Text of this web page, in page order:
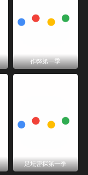
作弊第一季
足坛密探第一季